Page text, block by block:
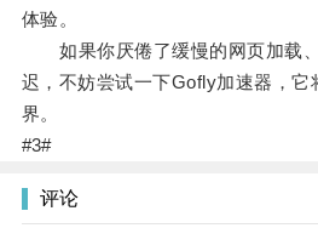
体验。
如果你厌倦了缓慢的网页加载、
迟，不妨尝试一下Gofly加速器，它
界。
#3#
评论